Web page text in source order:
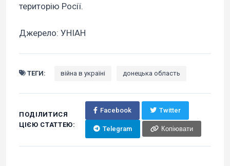
територію Росії.
Джерело: УНІАН
ТЕГИ: війна в україні донецька область
ПОДІЛИТИСЯ
ЦІЄЮ СТАТТЕЮ:
Facebook Twitter
Telegram Копіювати